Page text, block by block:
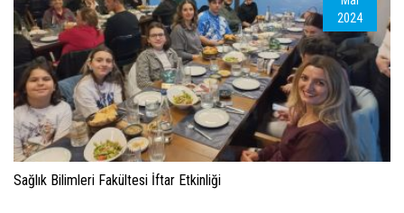
2024
Sağlık Bilimleri Fakültesi İftar Etkinliği